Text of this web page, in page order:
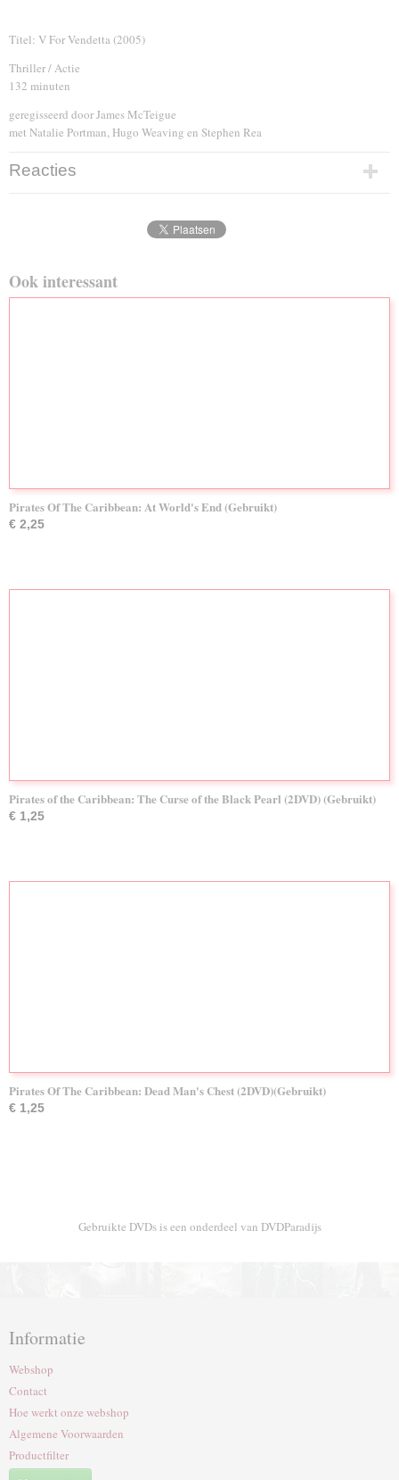
Titel: V For Vendetta (2005)
Thriller / Actie
132 minuten
geregisseerd door James McTeigue
met Natalie Portman, Hugo Weaving en Stephen Rea
Reacties
Ook interessant
Pirates Of The Caribbean: At World's End (Gebruikt)
€ 2,25
Pirates of the Caribbean: The Curse of the Black Pearl (2DVD) (Gebruikt)
€ 1,25
Pirates Of The Caribbean: Dead Man's Chest (2DVD)(Gebruikt)
€ 1,25
Gebruikte DVDs is een onderdeel van DVDParadijs
Informatie
Webshop
Contact
Hoe werkt onze webshop
Algemene Voorwaarden
Productfilter